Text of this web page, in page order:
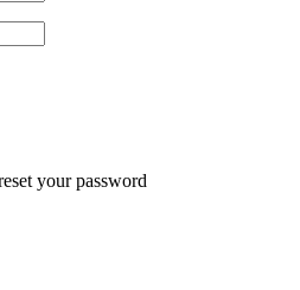
your password